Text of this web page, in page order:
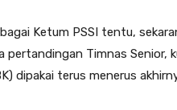
Ketum PSSI tentu,
pertandingan Timnas Senior,
dipakai terus menerus